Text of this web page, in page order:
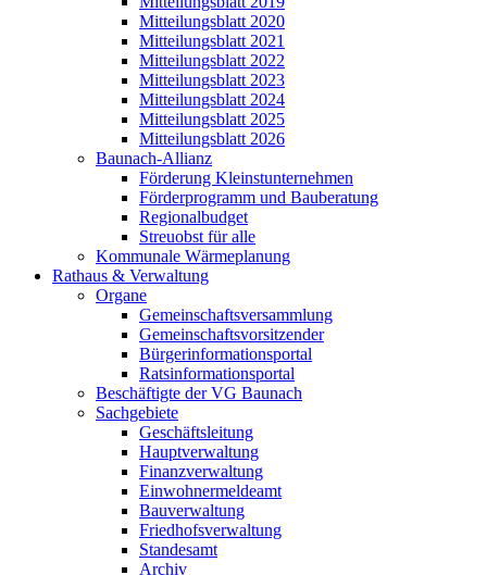
Mitteilungsblatt 2020
Mitteilungsblatt 2021
Mitteilungsblatt 2022
Mitteilungsblatt 2023
Mitteilungsblatt 2024
Mitteilungsblatt 2025
Mitteilungsblatt 2026
Baunach-Allianz
Förderung Kleinstunternehmen
Förderprogramm und Bauberatung
Regionalbudget
Streuobst für alle
Kommunale Wärmeplanung
Rathaus & Verwaltung
Organe
Gemeinschaftsversammlung
Gemeinschaftsvorsitzender
Bürgerinformationsportal
Ratsinformationsportal
Beschäftigte der VG Baunach
Sachgebiete
Geschäftsleitung
Hauptverwaltung
Finanzverwaltung
Einwohnermeldeamt
Bauverwaltung
Friedhofsverwaltung
Standesamt
Archiv